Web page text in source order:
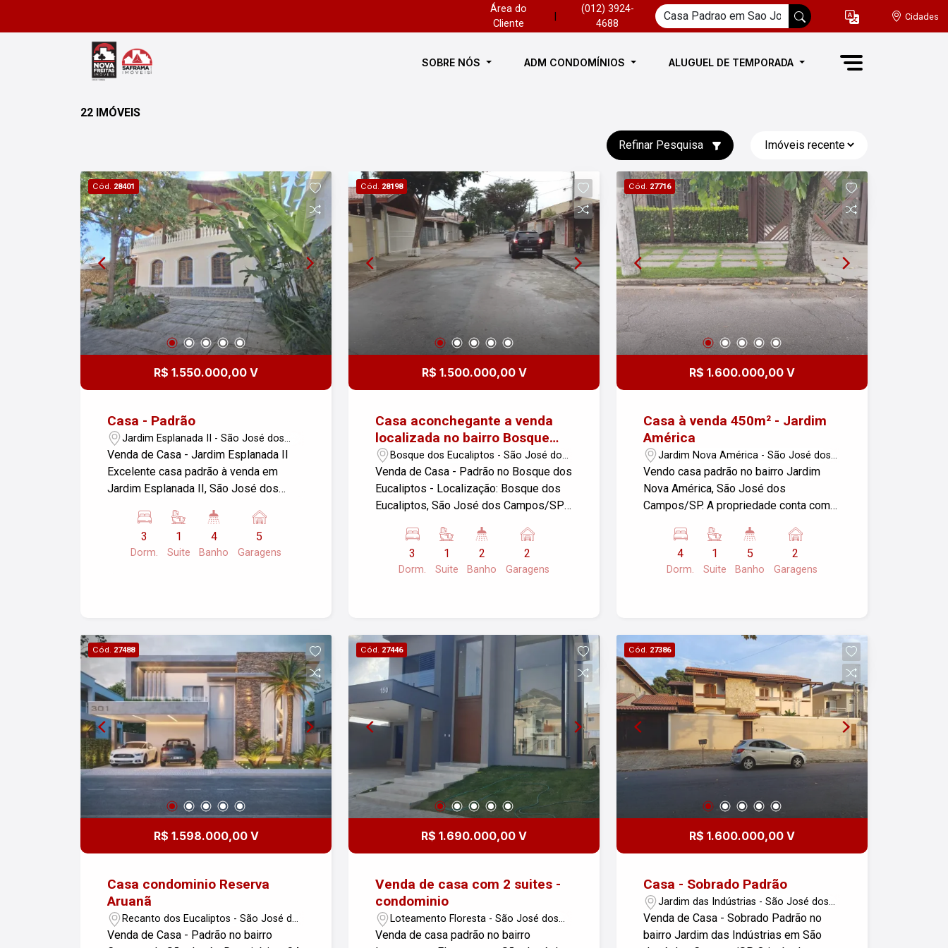
Área do
Cliente
(012) 3924-
4688
Cidades
SOBRE NÓS ADM CONDOMÍNIOS ALUGUEL DE TEMPORADA
22 IMÓVEIS
Refinar Pesquisa
Cód. 28401
R$ 1.550.000,00 V
Casa - Padrão
Jardim Esplanada II - São José dos
Campos/SP
Venda de Casa - Jardim Esplanada II
Excelente casa padrão à venda em
Jardim Esplanada II, São José dos
planejados, sendo 01 suíte - Banheiro:
04 planejados - Sala: 03 - Lazer:
Churrasqueira, forno para pizza, quintal
para quem busca espaço e conforto em
um dos melhores bairros da cidade.
Para mais informações ou agendar uma
visita, entre em contato!
3
Dorm.
1
Suite
4
Banho
5
Garagens
Cód. 28198
R$ 1.500.000,00 V
Casa aconchegante a venda
localizada no bairro Bosque
dos Eucaliptos
Bosque dos Eucaliptos - São José dos
Campos/SP
Venda de Casa - Padrão no Bosque dos
Eucaliptos - Localização: Bosque dos
Eucaliptos, São José dos Campos/SP -
Construída: 215,00 m² - Área do
Terreno: 500,00 m² Essa casa oferece
um amplo espaço, ideal para famílias
entre em contato.
3
Dorm.
1
Suite
2
Banho
2
Garagens
Cód. 27716
R$ 1.600.000,00 V
Casa à venda 450m² - Jardim
América
Jardim Nova América - São José dos
Campos/SP
Vendo casa padrão no bairro Jardim
Nova América, São José dos
Campos/SP. A propriedade conta com
oferecendo amplo espaço para sua
família. A área construída é de 248,00
m² e o terreno possui 450,00 m².
agendar uma visita!
4
Dorm.
1
Suite
5
Banho
2
Garagens
Cód. 27488
R$ 1.598.000,00 V
Casa condominio Reserva
Aruanã
Recanto dos Eucaliptos - São José dos
Campos/SP
Venda de Casa - Padrão no bairro
Cód. 27446
R$ 1.690.000,00 V
Venda de casa com 2 suites -
condominio
Loteamento Floresta - São José dos
Campos/SP
Venda de casa padrão no bairro
Cód. 27386
R$ 1.600.000,00 V
Casa - Sobrado Padrão
Jardim das Indústrias - São José dos
Campos/SP
Venda de Casa - Sobrado Padrão no
bairro Jardim das Indústrias em São